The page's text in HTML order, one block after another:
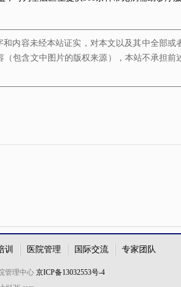
内容未经本站证实，对本文以及其中全部或
包含文中图片的版权来源），本站不承担前
训 医院管理 国际交流 专家团队
管理中心 京ICP备13032553号-4